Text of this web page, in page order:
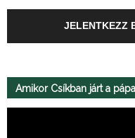
JELENTKEZZ
Amikor Csíkban járt a